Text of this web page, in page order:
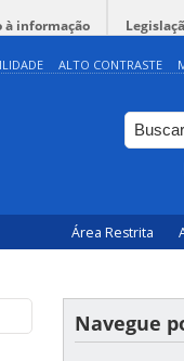
à informação
ALTO CONTRASTE
Área Restrita
Navegue